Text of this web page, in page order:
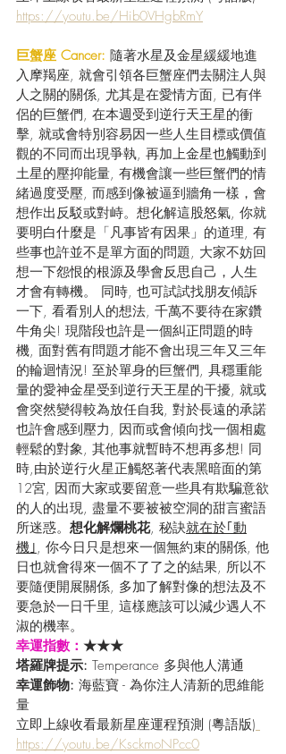
https://youtu.be/Hib0VHgbRmY
巨蟹座 Cancer: 隨著水星及金星緩緩地進
入摩羯座, 就會引領各巨蟹座們去關注人與
人之關的關係, 尤其是在愛情方面, 已有伴
侶的巨蟹們, 在本週受到逆行天王星的衝
擊, 就或會特別容易因一些人生目標或價值
觀的不同而出現爭執, 再加上金星也觸動到
土星的壓抑能量, 有機會讓一些巨蟹們的情
緒過度受壓, 而感到像被逼到牆角一樣，會
想作出反駁或對峙。想化解這股怒氣, 你就
要明白什麼是「凡事皆有因果」的道理, 有
些事也許並不是單方面的問題, 大家不妨回
想一下怨恨的根源及學會反思自己，人生
才會有轉機。 同時, 也可試試找朋友傾訴
一下, 看看別人的想法, 千萬不要待在家鑽
牛角尖! 現階段也許是一個糾正問題的時
機, 面對舊有問題才能不會出現三年又三年
的輪迴情況! 至於單身的巨蟹們, 具穩重能
量的愛神金星受到逆行天王星的干擾, 就或
會突然變得較為放任自我, 對於長遠的承諾
也許會感到壓力, 因而或會傾向找一個相處
輕鬆的對象, 其他事就暫時不想再多想! 同
時,由於逆行火星正觸怒著代表黑暗面的第
12宮, 因而大家或要留意一些具有欺騙意欲
的人的出現, 盡量不要被被空洞的甜言蜜語
所迷惑。 想化解爛桃花, 秘訣就在於｢動
機｣ , 你今日只是想來一個無約束的關係, 他
日也就會得來一個不了了之的結果, 所以不
要隨便開展關係, 多加了解對像的想法及不
要急於一日千里, 這樣應該可以減少遇人不
淑的機率。
幸運指數： ★★★
塔羅牌提示: Temperance 多與他人溝通
幸運飾物: 海藍寶 - 為你注人清新的思維能
量
立即上線收看最新星座運程預測 (粵語版)
https://youtu.be/KsckmoNPcc0